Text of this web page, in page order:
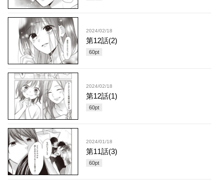
2024/02/18
第12話(2)
60pt
2024/02/18
第12話(1)
60pt
2024/01/18
第11話(3)
60pt